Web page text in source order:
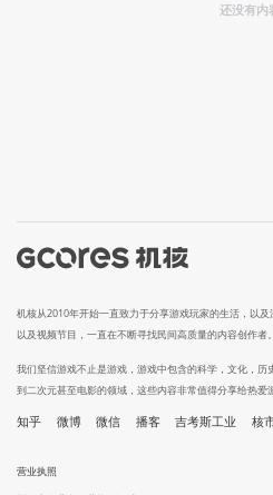
还没有内
机核从2010年开始一直致力于分享游戏玩家的生活，以
以及视频节目，一直在不断寻找民间高质量的内容创作者。
我们坚信游戏不止是游戏，游戏中包含的科学，文化，
到二次元甚至电影的领域，这些内容非常值得分享给热爱
知乎 微博 微信 播客 吉考斯工业 核
营业执照